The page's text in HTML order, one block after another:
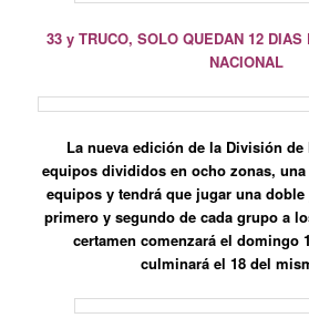
33 y TRUCO, SOLO QUEDAN 12 DIAS
NACIONAL
La nueva edición de la División de
equipos divididos en ocho zonas,
equipos y tendrá que jugar una
primero y segundo de cada grupo a
certamen comenzará el domingo
culminará el 18 del